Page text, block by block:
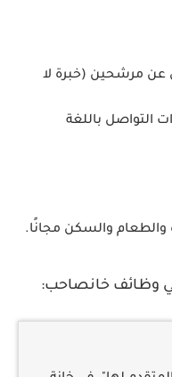
عن مرشحين (خبرة لا
التواصل باللغة
والطعام والسكن مجانًا.
في وظائف خانصاحب: